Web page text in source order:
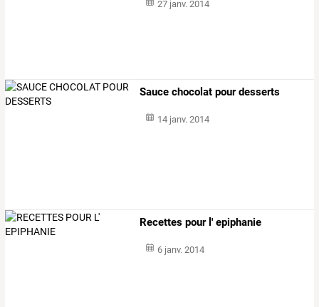
27 janv. 2014
Sauce chocolat pour desserts
14 janv. 2014
Recettes pour l' epiphanie
6 janv. 2014